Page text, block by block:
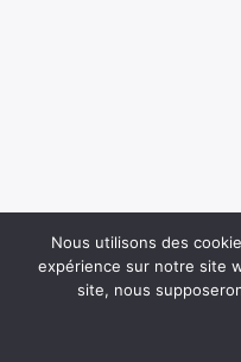
Nous utilisons des
expérience sur notre site
site, nous